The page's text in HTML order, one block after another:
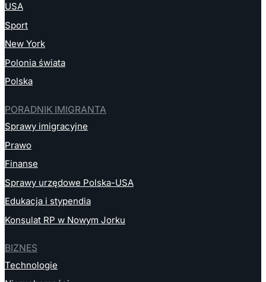
USA
Sport
New York
Polonia świata
Polska
PORADNIK IMIGRANTA
Sprawy imigracyjne
Prawo
Finanse
Sprawy urzędowe Polska-USA
Edukacja i stypendia
Konsulat RP w Nowym Jorku
BIZNES
Technologie